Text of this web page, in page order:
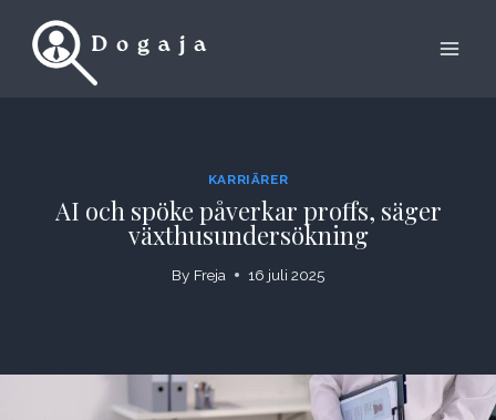
KARRIÄRER
AI och spöke påverkar proffs, säger
växthusundersökning
By Freja 16 juli 2025